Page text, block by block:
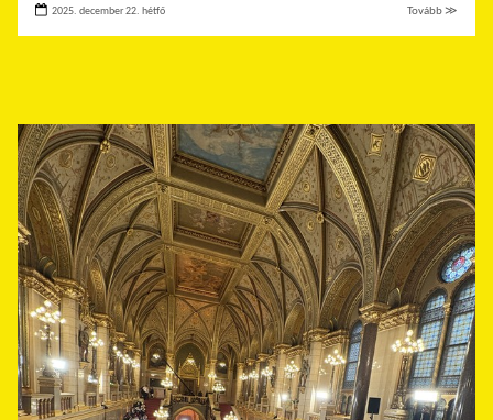
2025. december 22. hétfő Tovább ≫